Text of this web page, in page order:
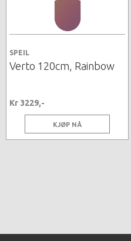
SPEIL
Verto 120cm, Rainbow
Kr 3229,-
KJØP NÅ